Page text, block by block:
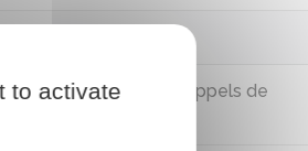
il interdit de faire des appels de
to activate